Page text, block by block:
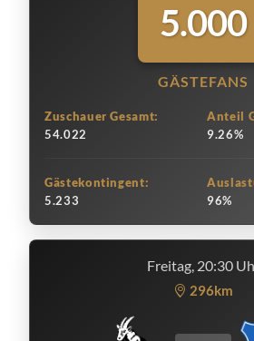
5.000
GÄSTEFANS
Zuschauer Gesamt:
54.022
Anteil
9.26%
Gästekontingent:
5.233
96%
Freitag, 20:30
296km